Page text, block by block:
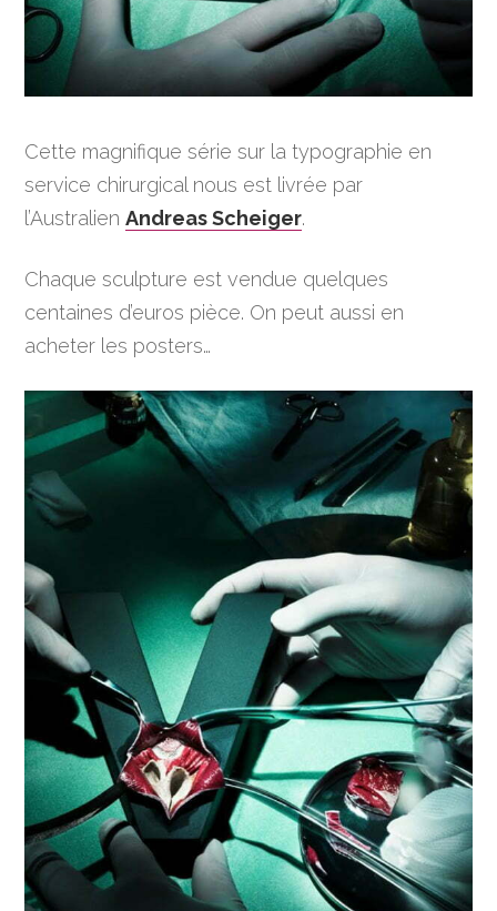
Cette magnifique série sur la typographie en
service chirurgical nous est livrée par
l’AustralienAndreas Scheiger.
Chaque sculpture est vendue quelques
centaines d’euros pièce. On peut aussi en
acheter les posters…